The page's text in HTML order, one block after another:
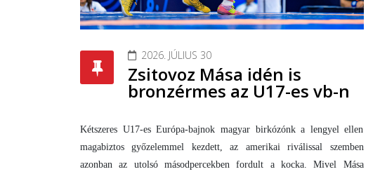
2026. JÚLIUS 30
Zsitovoz Mása idén is
bronzérmes az U17-es vb-n
Kétszeres U17-es Európa-bajnok magyar birkózónk a lengyel ellen
magabiztos győzelemmel kezdett, az amerikai riválissal szemben
azonban az utolsó másodpercekben fordult a kocka. Mivel Mása